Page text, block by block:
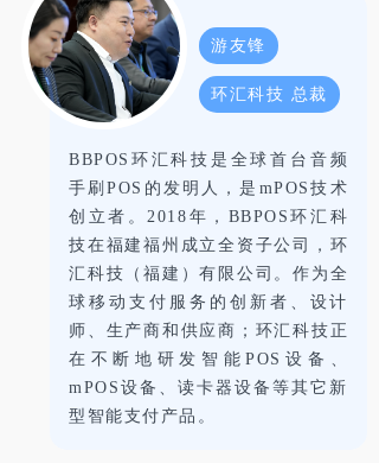
游友锋
环汇科技 总裁
BBPOS环汇科技是全球首台音频
手刷POS的发明人，是mPOS技术
创立者。2018年，BBPOS环汇科
技在福建福州成立全资子公司，环
汇科技（福建）有限公司。作为全
球移动支付服务的创新者、设计
师、生产商和供应商；环汇科技正
在不断地研发智能POS设备、
mPOS设备、读卡器设备等其它新
型智能支付产品。